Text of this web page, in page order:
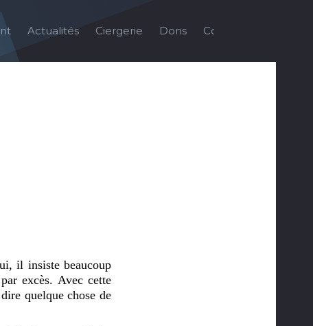
Actualités Ciergerie Dons Contact
il insiste beaucoup
excès. Avec cette
quelque chose de